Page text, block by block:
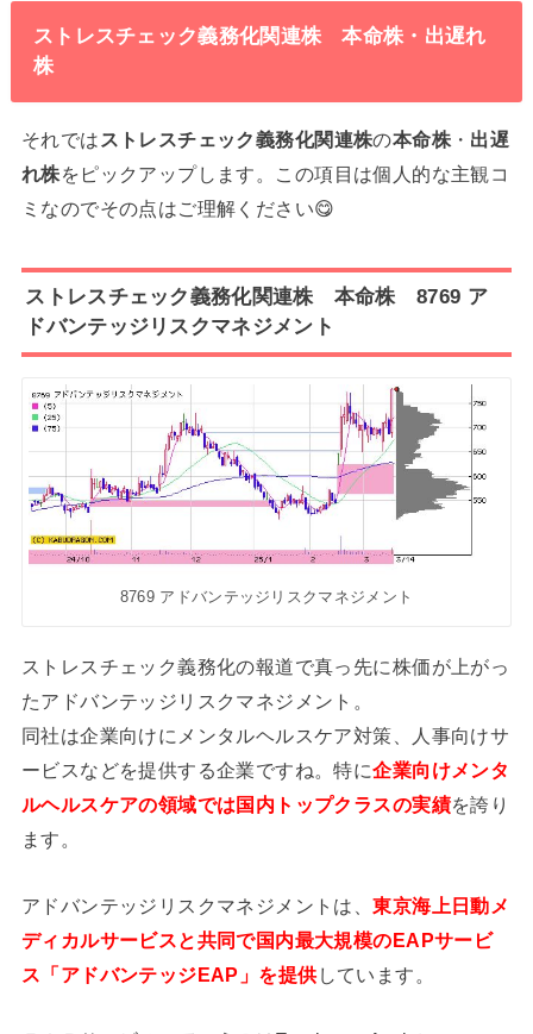
ストレスチェック義務化関連株 本命株・出遅れ
株
それでは ストレスチェック義務化関連株の本命株 ・ 出遅
れ株をピックアップします。この項目は個人的な主観コ
ミなのでその点はご理解ください😋
ストレスチェック義務化関連株 本命株 8769 ア
ドバンテッジリスクマネジメント
8769 アドバンテッジリスクマネジメント
ストレスチェック義務化の報道で真っ先に株価が上がっ
たアドバンテッジリスクマネジメント。
同社は企業向けにメンタルヘルスケア対策、人事向けサ
ービスなどを提供する企業ですね。特に企業向けメンタ
ルヘルスケアの領域では国内トップクラスの実績を誇り
ます。
アドバンテッジリスクマネジメントは、東京海上日動メ
ディカルサービスと共同で国内最大規模のEAPサービ
ス「アドバンテッジEAP」を提供しています。